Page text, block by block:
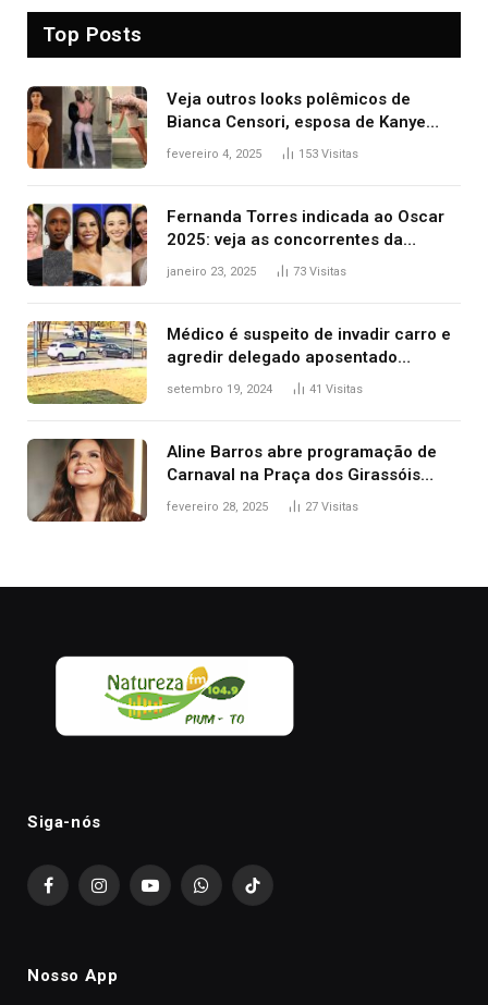
Top Posts
Veja outros looks polêmicos de
Bianca Censori, esposa de Kanye
West que apareceu nua no Grammy
fevereiro 4, 2025 153 Visitas
Fernanda Torres indicada ao Oscar
2025: veja as concorrentes da
brasileira a melhor atriz
janeiro 23, 2025 73 Visitas
Médico é suspeito de invadir carro e
agredir delegado aposentado
durante confusão no trânsito
setembro 19, 2024 41 Visitas
Aline Barros abre programação de
Carnaval na Praça dos Girassóis
nesta sexta-feira, em Palmas
fevereiro 28, 2025 27 Visitas
Siga-nós
FacebookInstagramYouTubeWhatsAppTikTok
Nosso App